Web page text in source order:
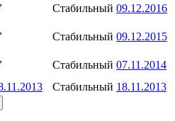
Стабильный 09.12.2016
Стабильный 09.12.2015
Стабильный 07.11.2014
Стабильный 18.11.2013